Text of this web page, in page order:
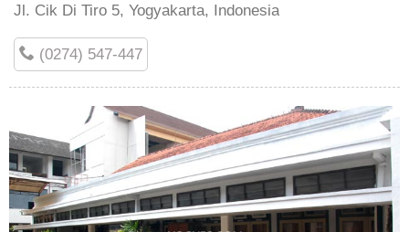
Jl. Cik Di Tiro 5, Yogyakarta, Indonesia
(0274) 547-447